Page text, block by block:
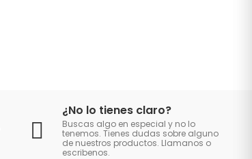
¿No lo tienes claro?
Buscas algo en especial y no lo
tenemos. Tienes dudas sobre alguno
de nuestros productos. Llamanos o
escribenos.